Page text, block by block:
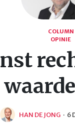
COLUMN
OPINIE
HAN DE JONG · 6